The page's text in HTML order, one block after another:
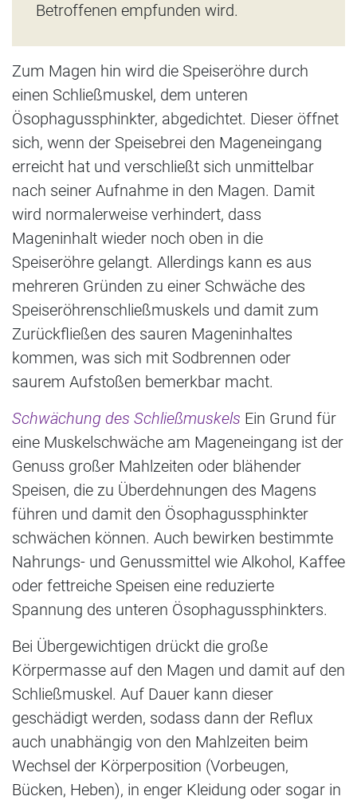
Betroffenen empfunden wird.
Zum Magen hin wird die Speiseröhre durch
einen Schließmuskel, dem unteren
Ösophagussphinkter, abgedichtet. Dieser öffnet
sich, wenn der Speisebrei den Mageneingang
erreicht hat und verschließt sich unmittelbar
nach seiner Aufnahme in den Magen. Damit
wird normalerweise verhindert, dass
Mageninhalt wieder noch oben in die
Speiseröhre gelangt. Allerdings kann es aus
mehreren Gründen zu einer Schwäche des
Speiseröhrenschließmuskels und damit zum
Zurückfließen des sauren Mageninhaltes
kommen, was sich mit Sodbrennen oder
saurem Aufstoßen bemerkbar macht.
Schwächung des Schließmuskels Ein Grund für
eine Muskelschwäche am Mageneingang ist der
Genuss großer Mahlzeiten oder blähender
Speisen, die zu Überdehnungen des Magens
führen und damit den Ösophagussphinkter
schwächen können. Auch bewirken bestimmte
Nahrungs- und Genussmittel wie Alkohol, Kaffee
oder fettreiche Speisen eine reduzierte
Spannung des unteren Ösophagussphinkters.
Bei Übergewichtigen drückt die große
Körpermasse auf den Magen und damit auf den
Schließmuskel. Auf Dauer kann dieser
geschädigt werden, sodass dann der Reflux
auch unabhängig von den Mahlzeiten beim
Wechsel der Körperposition (Vorbeugen,
Bücken, Heben), in enger Kleidung oder sogar in